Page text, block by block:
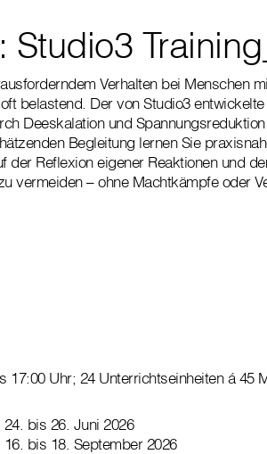
Studio3
Verhalten bei Menschen
belastend. Der von Studio3
Deeskalation und
Begleitung lernen Sie
der Reflexion eigener Reaktionen und
vermeiden – ohne Machtkämpfe oder
17:00 Uhr; 24 Unterrichtseinheiten á 45
bis 26. Juni 2026
bis 18. September 2026